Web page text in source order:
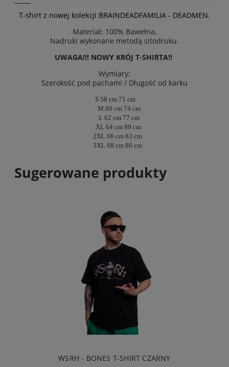
T-shirt z nowej kolekcji BRAINDEADFAMILIA - DEADMEN.
Materiał: 100% Bawełna,
Nadruki wykonane metodą sitodruku.
UWAGA!!! NOWY KRÓJ T-SHIRTA!!
Wymiary:
Szerokość pod pachami / Długość od karku
S 58 cm 71 cm
M 60 cm 74 cm
L 62 cm 77 cm
XL 64 cm 80 cm
2XL 66 cm 83 cm
3XL 68 cm 86 cm
Sugerowane produkty
WSRH - BONES T-SHIRT CZARNY